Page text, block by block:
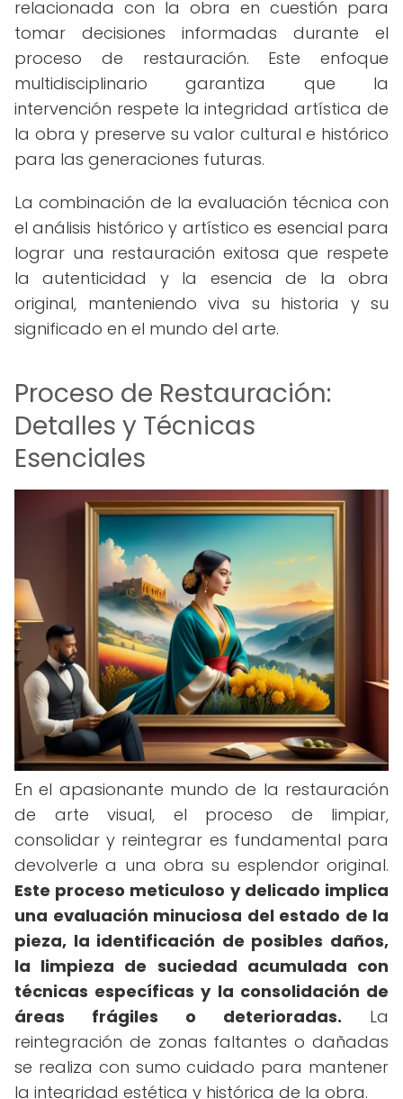
relacionada con la obra en cuestión para
tomar decisiones informadas durante el
proceso de restauración. Este enfoque
multidisciplinario garantiza que la
intervención respete la integridad artística de
la obra y preserve su valor cultural e histórico
para las generaciones futuras.
La combinación de la evaluación técnica con
el análisis histórico y artístico es esencial para
lograr una restauración exitosa que respete
la autenticidad y la esencia de la obra
original, manteniendo viva su historia y su
significado en el mundo del arte.
Proceso de Restauración:
Detalles y Técnicas
Esenciales
En el apasionante mundo de la restauración
de arte visual, el proceso de limpiar,
consolidar y reintegrar es fundamental para
devolverle a una obra su esplendor original.
Este proceso meticuloso y delicado implica
una evaluación minuciosa del estado de la
pieza, la identificación de posibles daños,
la limpieza de suciedad acumulada con
técnicas específicas y la consolidación de
áreas frágiles o deterioradas. La
reintegración de zonas faltantes o dañadas
se realiza con sumo cuidado para mantener
la integridad estética y histórica de la obra.